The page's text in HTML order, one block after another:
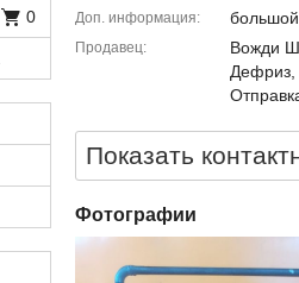
Доп. информация
Продавец
Вожди
Дефриз,
Показать
Фотографии
0